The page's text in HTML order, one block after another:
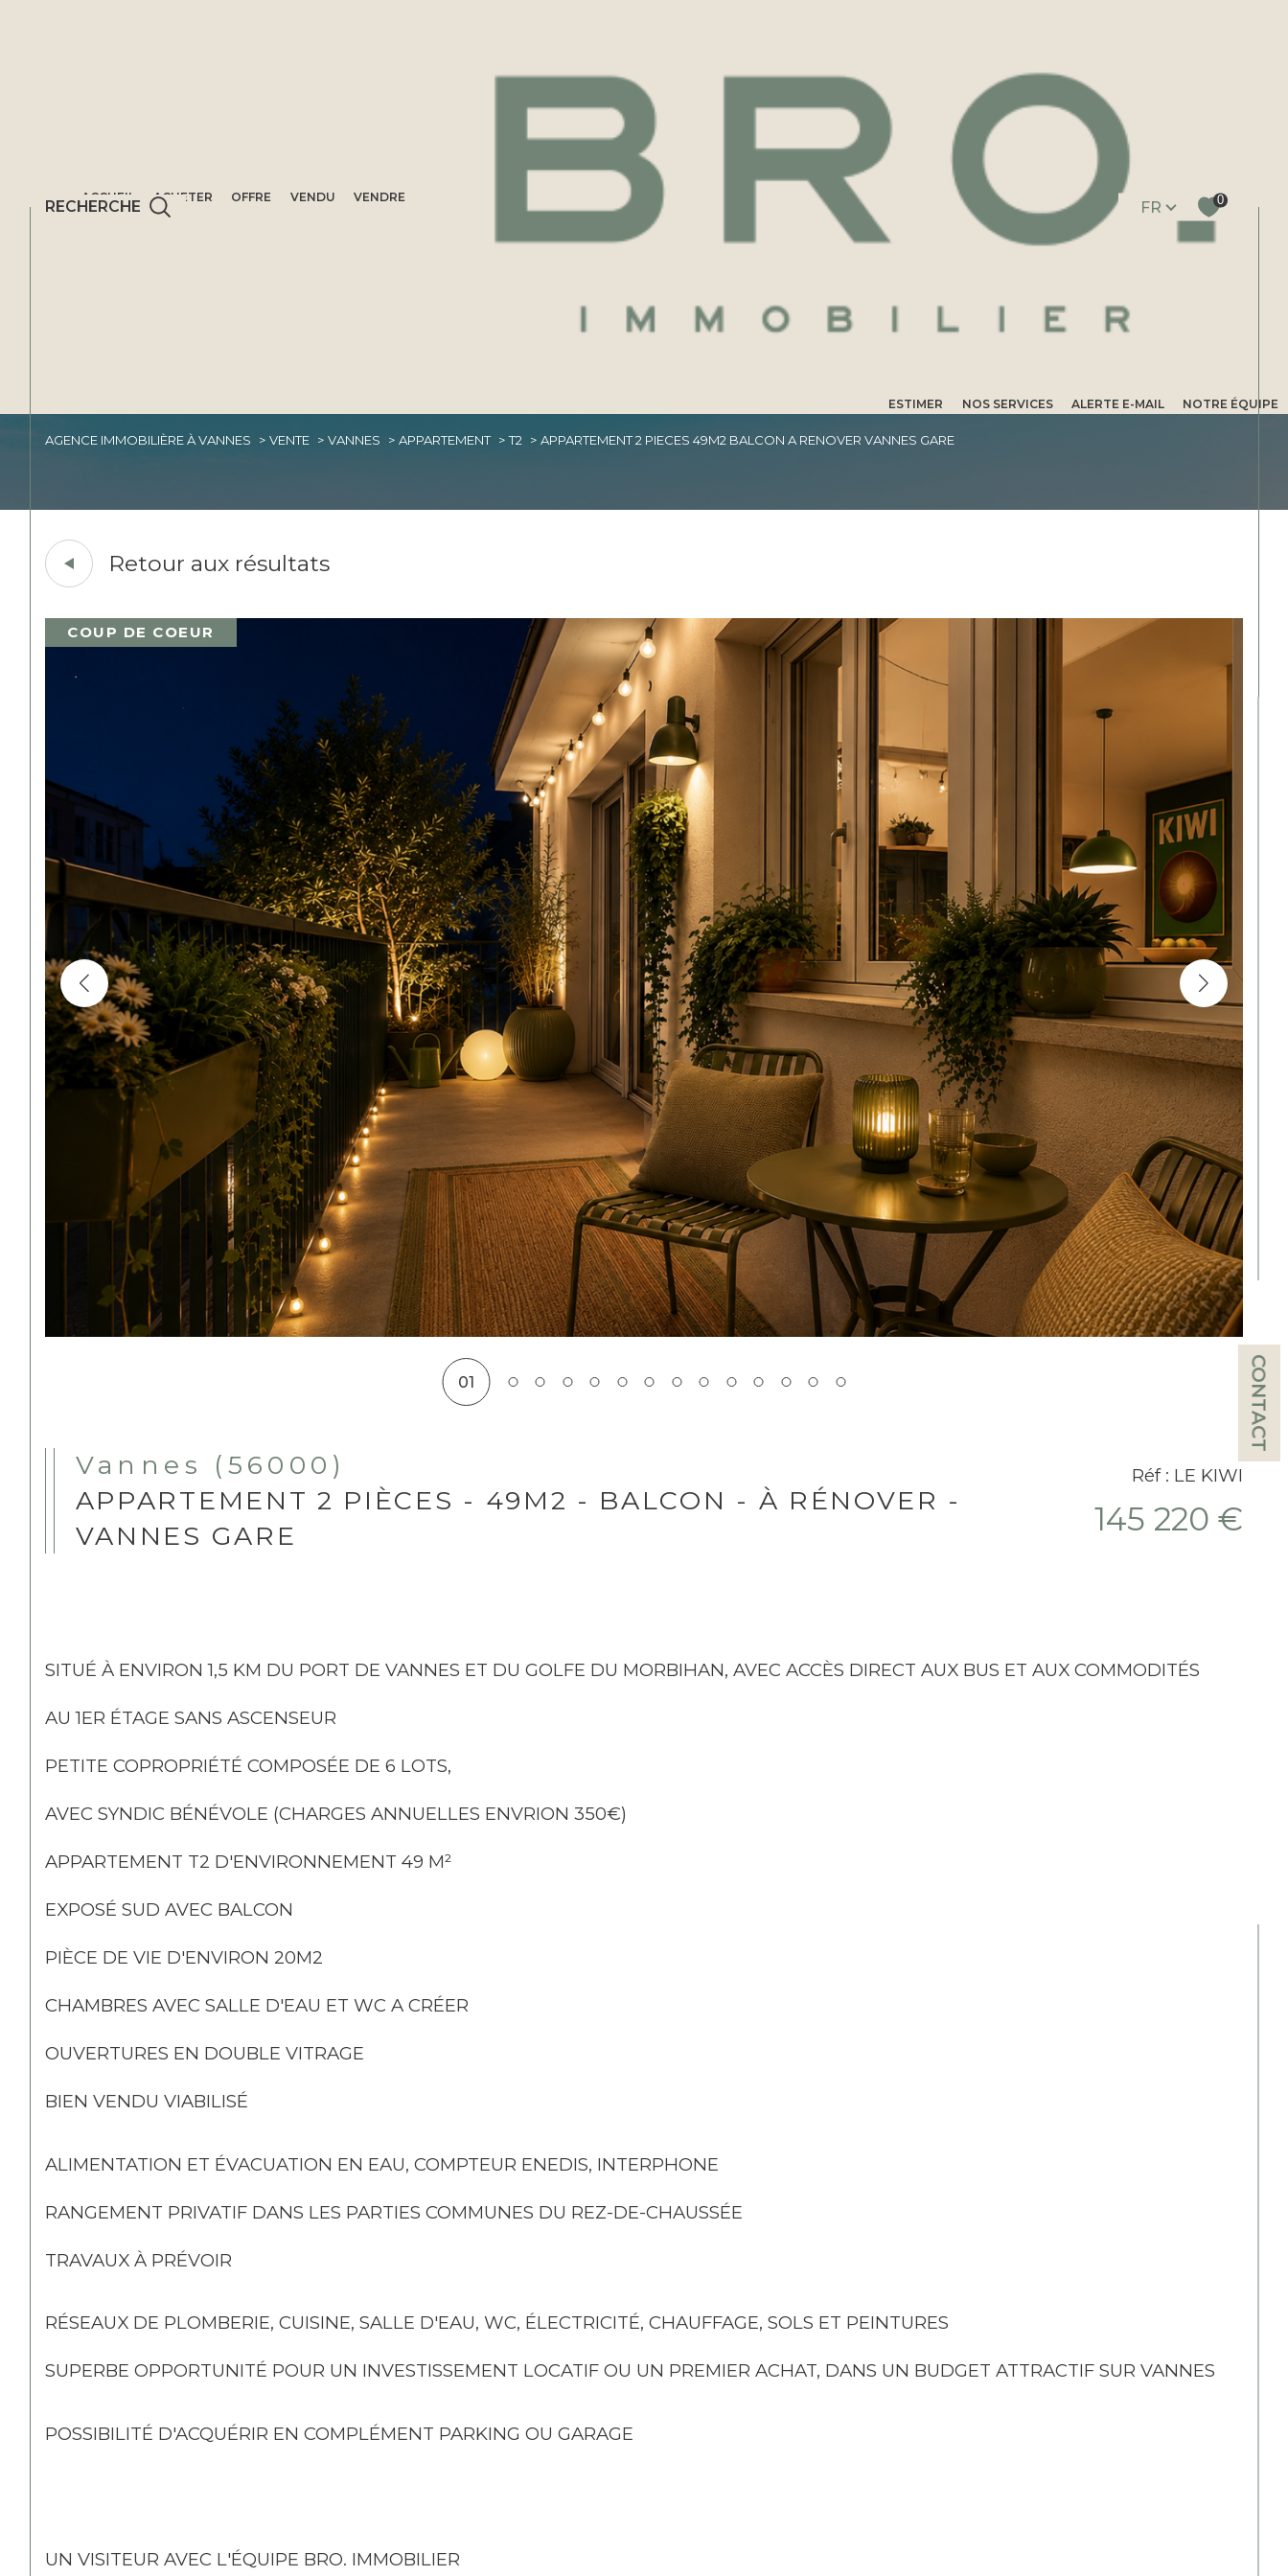
ACCUEIL ACHETER OFFRE VENDU VENDRE
ESTIMER NOS SERVICES ALERTE E-MAIL NOTRE ÉQUIPE
RECHERCHE Langue
FR 0
CONTACT
du neuf
Voir les11annonces
AGENCE IMMOBILIÈRE À VANNES VENTE VANNES APPARTEMENT T2 APPARTEMENT 2 PIECES 49M2 BALCON A RENOVER VANNES GARE
Retour aux résultats
COUP DE COEUR
01
Vannes (56000)
APPARTEMENT 2 PIÈCES - 49M2 - BALCON - À RÉNOVER -
VANNES GARE
Réf : LE KIWI
145 220 €
SITUÉ À ENVIRON 1,5 KM DU PORT DE VANNES ET DU GOLFE DU MORBIHAN, AVEC ACCÈS DIRECT AUX BUS ET AUX COMMODITÉS
AU 1ER ÉTAGE SANS ASCENSEUR
PETITE COPROPRIÉTÉ COMPOSÉE DE 6 LOTS,
AVEC SYNDIC BÉNÉVOLE (CHARGES ANNUELLES ENVRION 350€)
APPARTEMENT T2 D'ENVIRONNEMENT 49 M²
EXPOSÉ SUD AVEC BALCON
PIÈCE DE VIE D'ENVIRON 20M2
CHAMBRES AVEC SALLE D'EAU ET WC A CRÉER
OUVERTURES EN DOUBLE VITRAGE
BIEN VENDU VIABILISÉ
ALIMENTATION ET ÉVACUATION EN EAU, COMPTEUR ENEDIS, INTERPHONE
RANGEMENT PRIVATIF DANS LES PARTIES COMMUNES DU REZ-DE-CHAUSSÉE
TRAVAUX À PRÉVOIR
RÉSEAUX DE PLOMBERIE, CUISINE, SALLE D'EAU, WC, ÉLECTRICITÉ, CHAUFFAGE, SOLS ET PEINTURES
SUPERBE OPPORTUNITÉ POUR UN INVESTISSEMENT LOCATIF OU UN PREMIER ACHAT, DANS UN BUDGET ATTRACTIF SUR VANNES
POSSIBILITÉ D'ACQUÉRIR EN COMPLÉMENT PARKING OU GARAGE
UN VISITEUR AVEC L'ÉQUIPE BRO. IMMOBILIER